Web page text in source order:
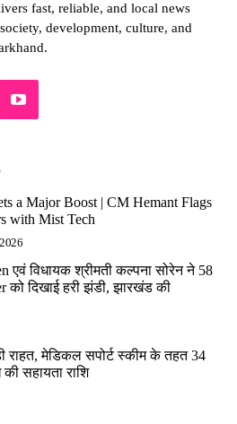
fast, reliable, and local news
development, culture, and
a Major Boost | CM Hemant Flags
with Mist Tech
एवं विधायक श्रीमती कल्पना सोरेन ने 58
दिखाई हरी झंडी, झारखंड की
राहत, मेडिकल सपोर्ट स्कीम के तहत 34
सहायता राशि